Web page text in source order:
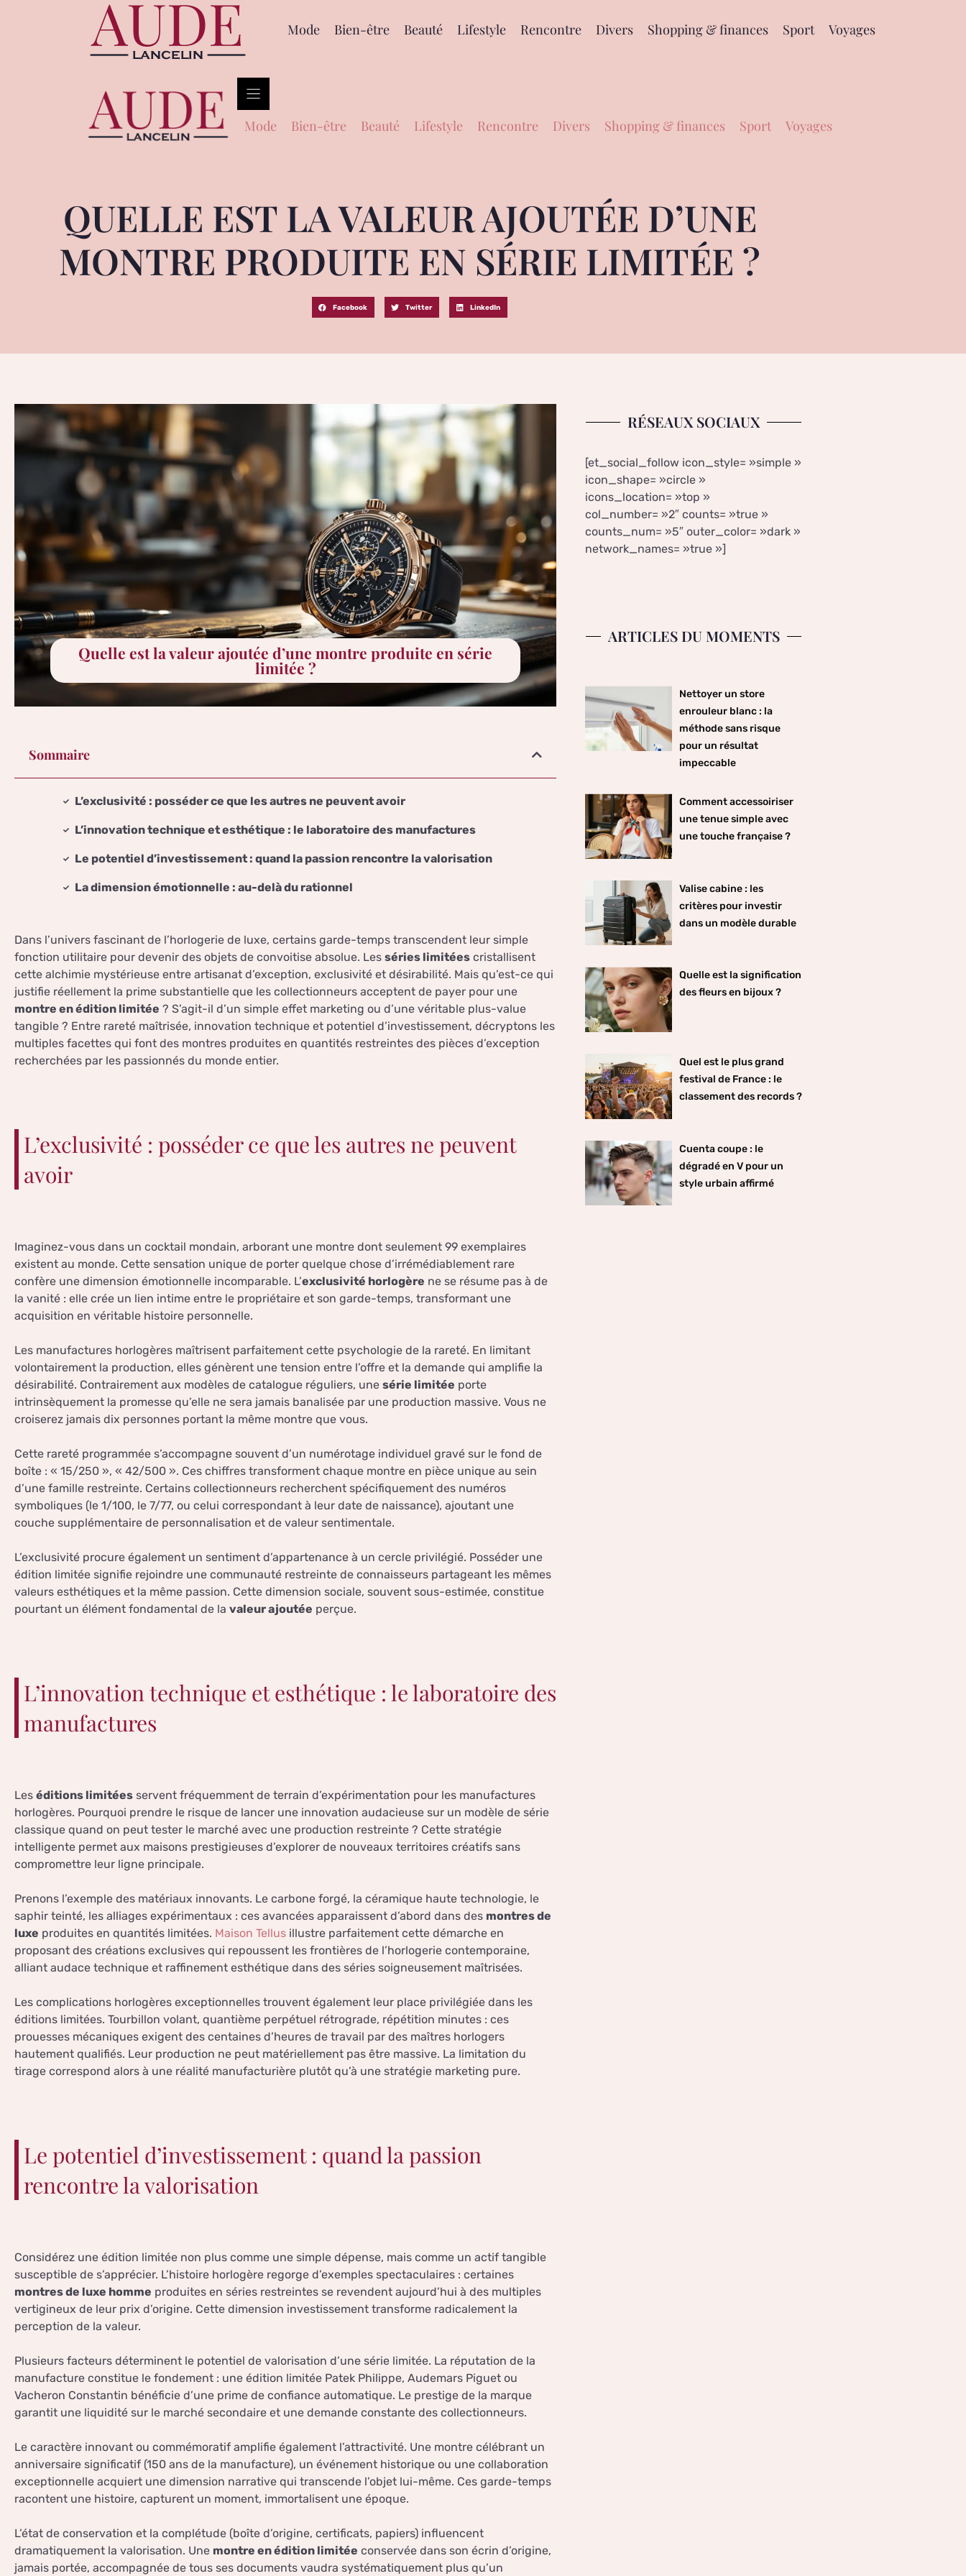
Mode Bien-être Beauté Lifestyle Rencontre Divers Shopping & finances Sport Voyages
Mode Bien-être Beauté Lifestyle Rencontre Divers Shopping & finances Sport Voyages
QUELLE EST LA VALEUR AJOUTÉE D’UNE
MONTRE PRODUITE EN SÉRIE LIMITÉE ?
Facebook Twitter LinkedIn
Quelle est la valeur ajoutée d’une montre produite en série
limitée ?
Sommaire
L’exclusivité : posséder ce que les autres ne peuvent avoir
L’innovation technique et esthétique : le laboratoire des manufactures
Le potentiel d’investissement : quand la passion rencontre la valorisation
La dimension émotionnelle : au-delà du rationnel
Dans l’univers fascinant de l’horlogerie de luxe, certains garde-temps transcendent leur simple
fonction utilitaire pour devenir des objets de convoitise absolue. Les séries limitées cristallisent
cette alchimie mystérieuse entre artisanat d’exception, exclusivité et désirabilité. Mais qu’est-ce qui
justifie réellement la prime substantielle que les collectionneurs acceptent de payer pour une
montre en édition limitée ? S’agit-il d’un simple effet marketing ou d’une véritable plus-value
tangible ? Entre rareté maîtrisée, innovation technique et potentiel d’investissement, décryptons les
multiples facettes qui font des montres produites en quantités restreintes des pièces d’exception
recherchées par les passionnés du monde entier.
L’exclusivité : posséder ce que les autres ne peuvent
avoir
Imaginez-vous dans un cocktail mondain, arborant une montre dont seulement 99 exemplaires
existent au monde. Cette sensation unique de porter quelque chose d’irrémédiablement rare
confère une dimension émotionnelle incomparable. L’exclusivité horlogère ne se résume pas à de
la vanité : elle crée un lien intime entre le propriétaire et son garde-temps, transformant une
acquisition en véritable histoire personnelle.
Les manufactures horlogères maîtrisent parfaitement cette psychologie de la rareté. En limitant
volontairement la production, elles génèrent une tension entre l’offre et la demande qui amplifie la
désirabilité. Contrairement aux modèles de catalogue réguliers, une série limitée porte
intrinsèquement la promesse qu’elle ne sera jamais banalisée par une production massive. Vous ne
croiserez jamais dix personnes portant la même montre que vous.
Cette rareté programmée s’accompagne souvent d’un numérotage individuel gravé sur le fond de
boîte : « 15/250 », « 42/500 ». Ces chiffres transforment chaque montre en pièce unique au sein
d’une famille restreinte. Certains collectionneurs recherchent spécifiquement des numéros
symboliques (le 1/100, le 7/77, ou celui correspondant à leur date de naissance), ajoutant une
couche supplémentaire de personnalisation et de valeur sentimentale.
L’exclusivité procure également un sentiment d’appartenance à un cercle privilégié. Posséder une
édition limitée signifie rejoindre une communauté restreinte de connaisseurs partageant les mêmes
valeurs esthétiques et la même passion. Cette dimension sociale, souvent sous-estimée, constitue
pourtant un élément fondamental de la valeur ajoutée perçue.
L’innovation technique et esthétique : le laboratoire des
manufactures
Les éditions limitées servent fréquemment de terrain d’expérimentation pour les manufactures
horlogères. Pourquoi prendre le risque de lancer une innovation audacieuse sur un modèle de série
classique quand on peut tester le marché avec une production restreinte ? Cette stratégie
intelligente permet aux maisons prestigieuses d’explorer de nouveaux territoires créatifs sans
compromettre leur ligne principale.
Prenons l’exemple des matériaux innovants. Le carbone forgé, la céramique haute technologie, le
saphir teinté, les alliages expérimentaux : ces avancées apparaissent d’abord dans des montres de
luxe produites en quantités limitées. Maison Tellus illustre parfaitement cette démarche en
proposant des créations exclusives qui repoussent les frontières de l’horlogerie contemporaine,
alliant audace technique et raffinement esthétique dans des séries soigneusement maîtrisées.
Les complications horlogères exceptionnelles trouvent également leur place privilégiée dans les
éditions limitées. Tourbillon volant, quantième perpétuel rétrograde, répétition minutes : ces
prouesses mécaniques exigent des centaines d’heures de travail par des maîtres horlogers
hautement qualifiés. Leur production ne peut matériellement pas être massive. La limitation du
tirage correspond alors à une réalité manufacturière plutôt qu’à une stratégie marketing pure.
Le potentiel d’investissement : quand la passion
rencontre la valorisation
Considérez une édition limitée non plus comme une simple dépense, mais comme un actif tangible
susceptible de s’apprécier. L’histoire horlogère regorge d’exemples spectaculaires : certaines
montres de luxe homme produites en séries restreintes se revendent aujourd’hui à des multiples
vertigineux de leur prix d’origine. Cette dimension investissement transforme radicalement la
perception de la valeur.
Plusieurs facteurs déterminent le potentiel de valorisation d’une série limitée. La réputation de la
manufacture constitue le fondement : une édition limitée Patek Philippe, Audemars Piguet ou
Vacheron Constantin bénéficie d’une prime de confiance automatique. Le prestige de la marque
garantit une liquidité sur le marché secondaire et une demande constante des collectionneurs.
Le caractère innovant ou commémoratif amplifie également l’attractivité. Une montre célébrant un
anniversaire significatif (150 ans de la manufacture), un événement historique ou une collaboration
exceptionnelle acquiert une dimension narrative qui transcende l’objet lui-même. Ces garde-temps
racontent une histoire, capturent un moment, immortalisent une époque.
L’état de conservation et la complétude (boîte d’origine, certificats, papiers) influencent
dramatiquement la valorisation. Une montre en édition limitée conservée dans son écrin d’origine,
jamais portée, accompagnée de tous ses documents vaudra systématiquement plus qu’un
RÉSEAUX SOCIAUX
[et_social_follow icon_style= »simple »
icon_shape= »circle »
icons_location= »top »
col_number= »2″ counts= »true »
counts_num= »5″ outer_color= »dark »
network_names= »true »]
ARTICLES DU MOMENTS
Nettoyer un store
enrouleur blanc : la
méthode sans risque
pour un résultat
impeccable
Comment accessoiriser
une tenue simple avec
une touche française ?
Valise cabine : les
critères pour investir
dans un modèle durable
Quelle est la signification
des fleurs en bijoux ?
Quel est le plus grand
festival de France : le
classement des records ?
Cuenta coupe : le
dégradé en V pour un
style urbain affirmé